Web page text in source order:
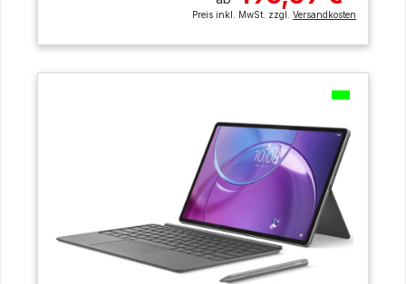
Preis inkl. MwSt. zzgl.Versandkosten